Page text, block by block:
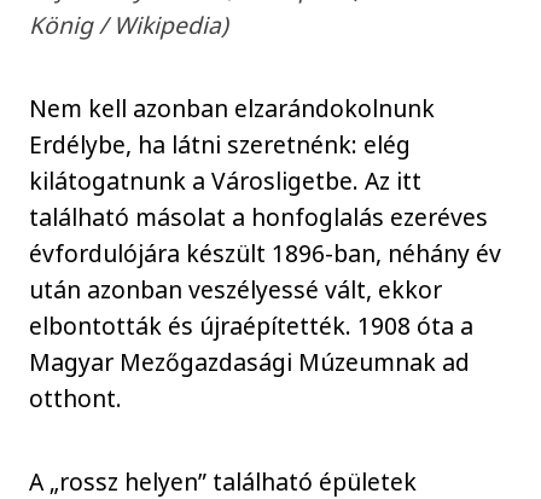
König / Wikipedia)
Nem kell azonban elzarándokolnunk
Erdélybe, ha látni szeretnénk: elég
kilátogatnunk a Városligetbe. Az itt
található másolat a honfoglalás ezeréves
évfordulójára készült 1896-ban, néhány év
után azonban veszélyessé vált, ekkor
elbontották és újraépítették. 1908 óta a
Magyar Mezőgazdasági Múzeumnak ad
otthont.
A „rossz helyen” található épületek